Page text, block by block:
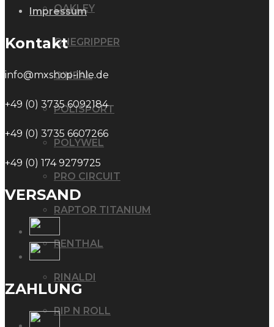
OAKLEY
ONEGRIPPER
O’NEAL
POLISPORT
POLYWEL
PRO CIRCUIT
RAPTOR TITANIUM
RENTHAL
RINALDI
RIP N ROLL
Impressum
Kontakt
info@mxshop-ihle.de
+49 (0) 3735 6092184
+49 (0) 3735 6607266
+49 (0) 174 9279725
VERSAND
ZAHLUNG